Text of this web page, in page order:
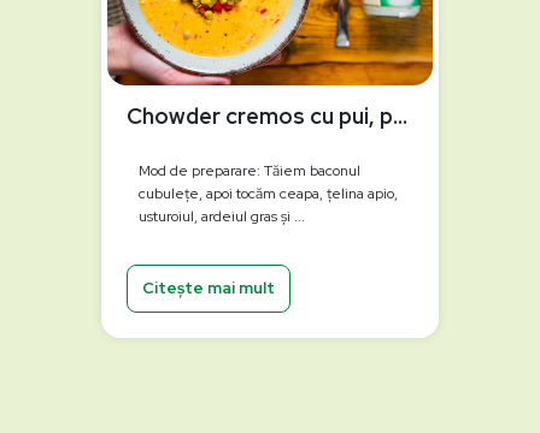
Chowder cremos cu pui, porumb și hrean
Mod de preparare: Tăiem baconul
cubulețe, apoi tocăm ceapa, țelina apio,
usturoiul, ardeiul gras și ...
Citește mai mult